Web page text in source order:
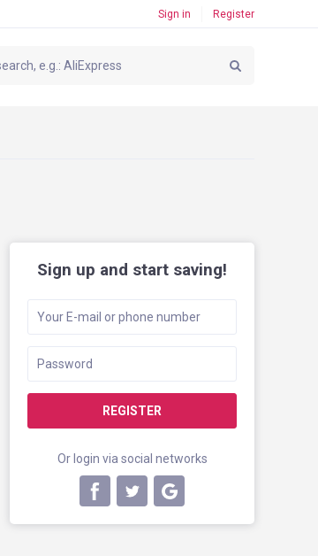
Sign in Register
Sign up and start saving!
REGISTER
Or login via social networks